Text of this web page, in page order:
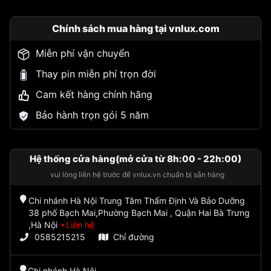
Chính sách mua hàng tại vnlux.com
Miễn phí vận chuyển
Thay pin miễn phí trọn đời
Cam kết hàng chính hãng
Bảo hành trọn gói 5 năm
Hệ thống cửa hàng(mở cửa từ 8h:00 - 22h:00)
vui lòng liên hệ trước để vnlux.vn chuẩn bị sẵn hàng
Chi nhánh Hà Nội Trung Tâm Thẩm Định Và Bảo Dưỡng
38 phố Bạch Mai,Phường Bạch Mai , Quận Hai Bà Trưng
,Hà Nội
Liên hệ
0585215215
Chỉ đường